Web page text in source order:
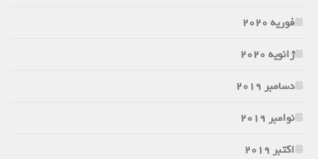
فوریه 2020
ژانویه 2020
دسامبر 2019
نوامبر 2019
اکتبر 2019